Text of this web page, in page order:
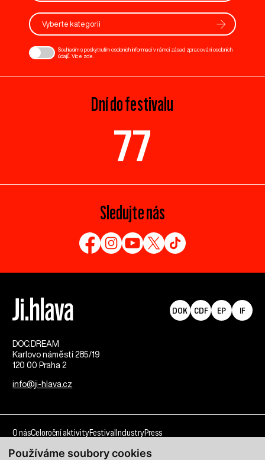
Používáme soubory cookies
Vyberte kategorii
Souhlasím s poskytnutím osobních informací v rámci zásad zpracování osobních
údajů. Více zde
Dní do festivalu
77
Sledujte nás
DOC.DREAM​
Karlovo náměstí 285/19
120 00 Praha 2
info@ji-hlava.cz
DOK CDF EP IF
O násCeloroční aktivityFestivalIndustryPress